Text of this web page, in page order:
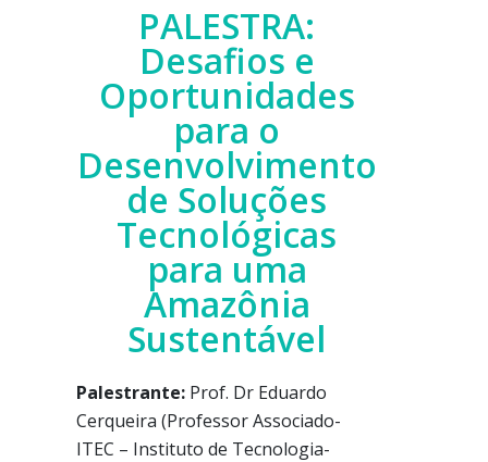
PALESTRA:
Desafios e
Oportunidades
para o
Desenvolvimento
de Soluções
Tecnológicas
para uma
Amazônia
Sustentável
Palestrante: Prof. Dr Eduardo
Cerqueira (Professor Associado-
ITEC – Instituto de Tecnologia-